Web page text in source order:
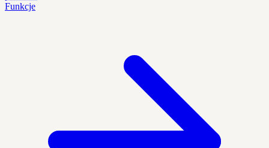
Funkcje